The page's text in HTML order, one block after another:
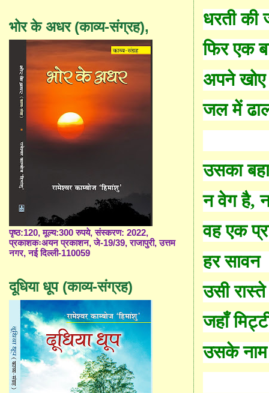
धरती
फिर एक
अपने खोए
जल में
उसका
न वेग है,
वह एक
हर सावन
उसी
जहाँ
उसके
भोर के अधर (काव्य-संग्रह),
पृष्ठ:120, मूल्य:300 रुपये, संस्करण: 2022,
प्रकाशकःअयन प्रकाशन, जे-19/39, राजापुरी, उत्तम
नगर, नई दिल्ली-110059
दूधिया धूप (काव्य-संग्रह)